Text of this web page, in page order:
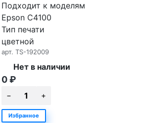
Подходит к моделям
Epson C4100
Тип печати
цветной
арт. TS-192009
Нет в наличии
0₽
Избранное